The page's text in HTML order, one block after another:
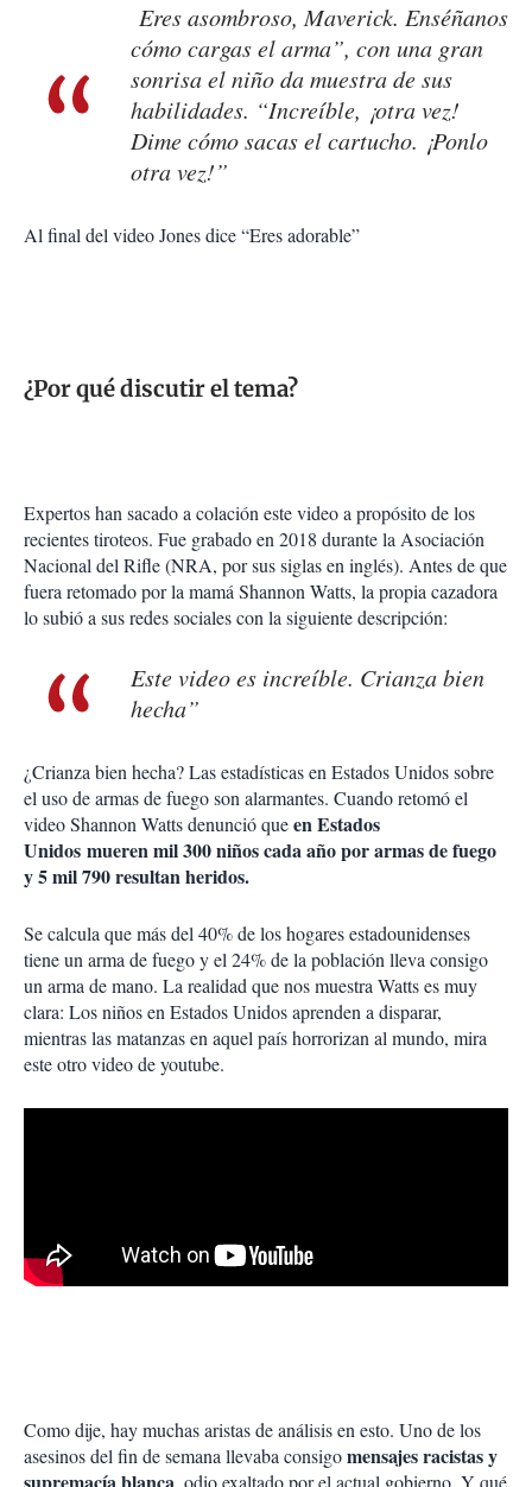
Eres asombroso, Maverick. Enséñanos
cómo cargas el arma”, con una gran
sonrisa el niño da muestra de sus
habilidades. “Increíble, ¡otra vez!
Dime cómo sacas el cartucho. ¡Ponlo
otra vez!”
Al final del video Jones dice “Eres adorable”
¿Por qué discutir el tema?
Expertos han sacado a colación este video a propósito de los
recientes tiroteos. Fue grabado en 2018 durante la Asociación
Nacional del Rifle (NRA, por sus siglas en inglés). Antes de que
fuera retomado por la mamá Shannon Watts, la propia cazadora
lo subió a sus redes sociales con la siguiente descripción:
Este video es increíble. Crianza bien
hecha”
¿Crianza bien hecha? Las estadísticas en Estados Unidos sobre
el uso de armas de fuego son alarmantes. Cuando retomó el
video Shannon Watts denunció queen Estados
Unidos mueren mil 300 niños cada año por armas de fuego
y 5 mil 790 resultan heridos.
Se calcula que más del 40% de los hogares estadounidenses
tiene un arma de fuego y el 24% de la población lleva consigo
un arma de mano. La realidad que nos muestra Watts es muy
clara: Los niños en Estados Unidos aprenden a disparar,
mientras las matanzas en aquel país horrorizan al mundo, mira
este otro video de youtube.
Como dije, hay muchas aristas de análisis en esto. Uno de los
asesinos del fin de semana llevaba consigomensajes racistas y
supremacía blanca , odio exaltado por el actual gobierno. Y qué